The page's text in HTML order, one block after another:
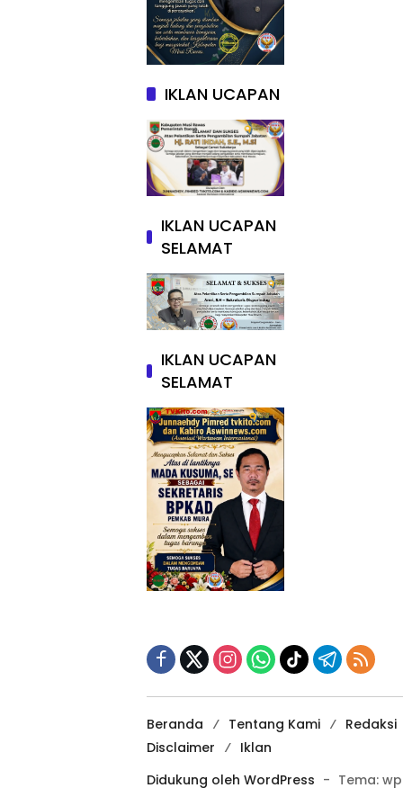
IKLAN UCAPAN
IKLAN UCAPAN
SELAMAT
IKLAN UCAPAN
SELAMAT
Beranda Tentang Kami
Redaksi
Disclaimer
Iklan
Didukung oleh WordPress - Tema: